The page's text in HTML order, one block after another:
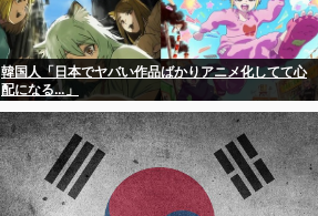
韓国人「日本でヤバい作品ばかりアニメ化してて心
配になる…」